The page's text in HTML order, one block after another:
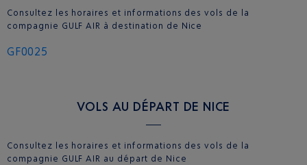
Consultez les horaires et informations des vols de la
compagnie GULF AIR à destination de Nice
GF0025
VOLS AU DÉPART DE NICE
Consultez les horaires et informations des vols de la
compagnie GULF AIR au départ de Nice